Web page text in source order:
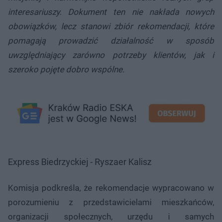
interesariuszy. Dokument ten nie nakłada nowych
obowiązków, lecz stanowi zbiór rekomendacji, które
pomagają prowadzić działalność w sposób
uwzględniający zarówno potrzeby klientów, jak i
szeroko pojęte dobro wspólne.
Express Biedrzyckiej - Ryszaer Kalisz
Komisja podkreśla, że rekomendacje wypracowano w
porozumieniu z przedstawicielami mieszkańców,
organizacji społecznych, urzędu i samych